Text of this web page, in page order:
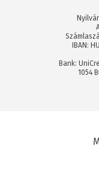
IBAN:
Bank:
1054